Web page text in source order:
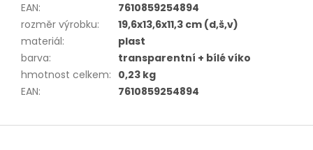
EAN:
7610859254894
rozměr výrobku:
19,6x13,6x11,3 cm (d,š,v)
materiál:
plast
barva:
transparentní + bílé víko
hmotnost celkem: 0,23 kg
EAN: 7610859254894
Z